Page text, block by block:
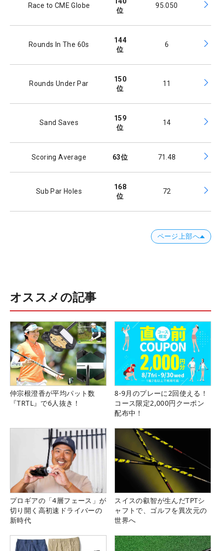
Race to CME Globe
位
95.050
Rounds In The 60s
144
位
6
Rounds Under Par
150
位
11
Sand Saves
159
位
14
Scoring Average 63位 71.48
Sub Par Holes
168
位
72
ページ上部へ
オススメの記事
仲宗根澄香が平均パット数
『TRTL』で6人抜き！
8-9月のプレーに2回使える！
コース限定2,000円クーポン
配布中！
プロギアの「4層フェース」が
切り開く高初速ドライバーの
新時代
スイスの叡智が生んだTPTシ
ャフトで、ゴルフを異次元の
世界へ